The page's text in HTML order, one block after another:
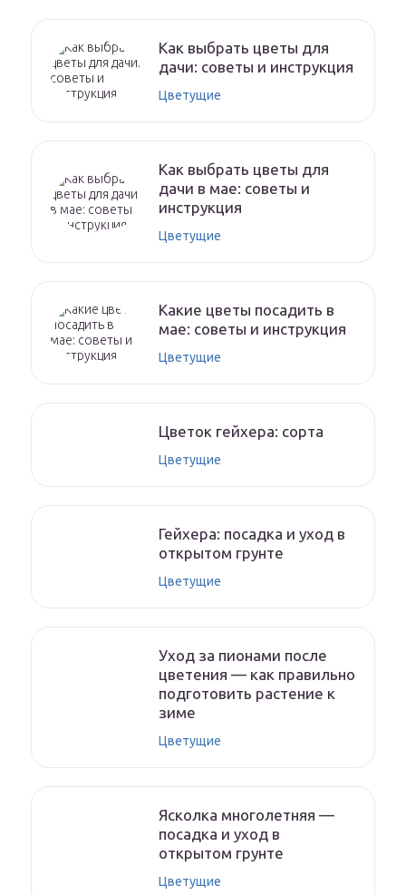
Как выбрать цветы для
дачи: советы и инструкция
Цветущие
Как выбрать цветы для
дачи в мае: советы и
инструкция
Цветущие
Какие цветы посадить в
мае: советы и инструкция
Цветущие
Цветок гейхера: сорта
Цветущие
Гейхера: посадка и уход в
открытом грунте
Цветущие
Уход за пионами после
цветения — как правильно
подготовить растение к
зиме
Цветущие
Ясколка многолетняя —
посадка и уход в
открытом грунте
Цветущие